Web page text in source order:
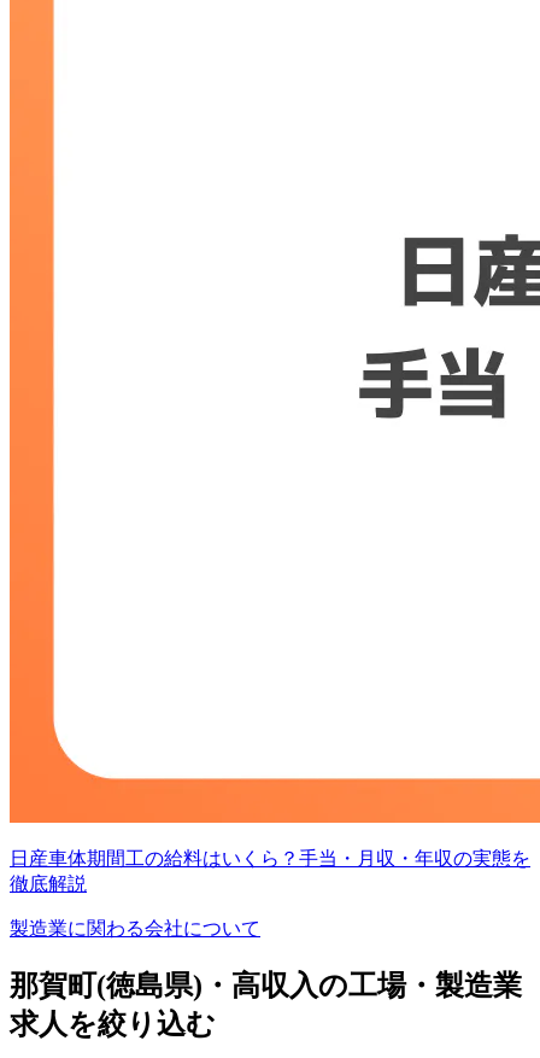
日産車体期間工の給料はいくら？手当・月収・年収の実態を
徹底解説
製造業に関わる会社について
那賀町(徳島県)・高収入の工場・製造業
求人を絞り込む